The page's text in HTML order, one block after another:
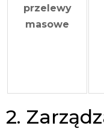
przelewy
masowe
2.